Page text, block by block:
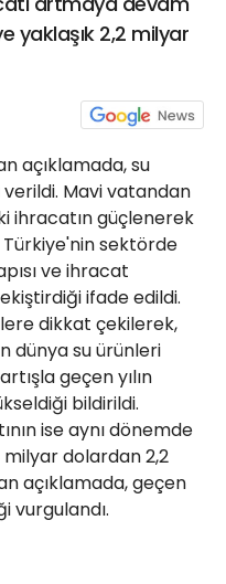
yaklaşık 2,2 milyar
açıklamada, su
Mavi vatandan
ihracatın güçlenerek
sektörde
ve ihracat
ifade edildi.
dikkat çekilerek,
dünya su ürünleri
geçen yılın
bildirildi.
ise aynı dönemde
milyar dolardan 2,2
açıklamada, geçen
vurgulandı.